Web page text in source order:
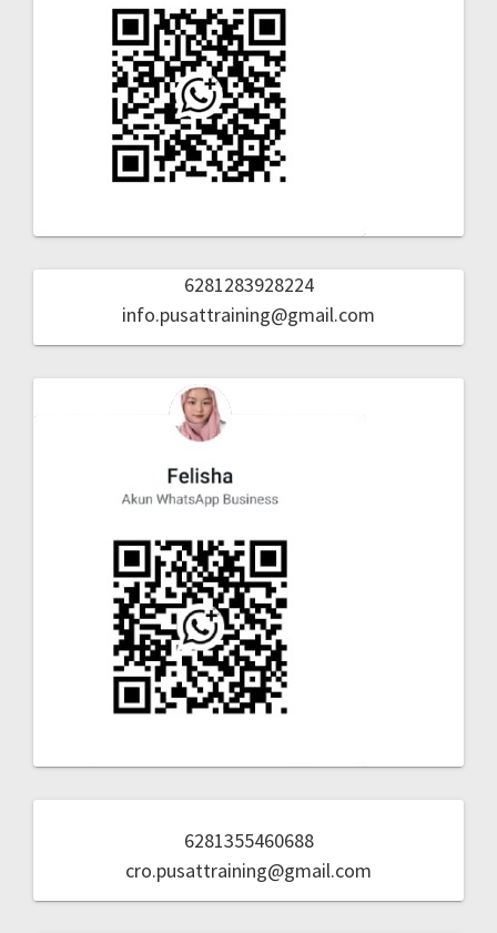
6281283928224
info.pusattraining@gmail.com
6281355460688
cro.pusattraining@gmail.com